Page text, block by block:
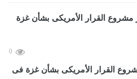
0
القرار الأمريكى بشأن غزة فى